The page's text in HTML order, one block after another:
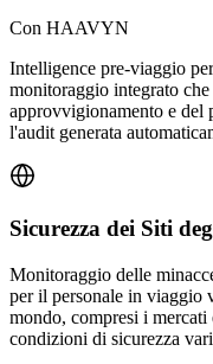
Con HAAVYN
Intelligence pre-viaggio
monitoraggio integrato
approvvigionamento e del
l'audit generata
Sicurezza dei Siti
Monitoraggio delle
per il personale in viaggio
mondo, compresi i
condizioni di sicurezza